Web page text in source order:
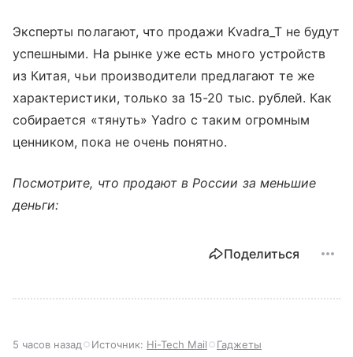
Эксперты полагают, что продажи Kvadra_T не будут
успешными. На рынке уже есть много устройств
из Китая, чьи производители предлагают те же
характеристики, только за 15-20 тыс. рублей. Как
собирается «тянуть» Yadro с таким огромным
ценником, пока не очень понятно.
Посмотрите, что продают в России за меньшие
деньги:
Поделиться
5 часов назад Источник: Hi-Tech Mail Гаджеты